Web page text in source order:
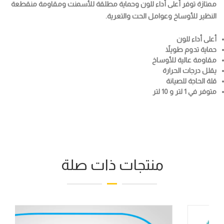
ممتازة توفر أعلى أداء للون وحماية مطلقة للأسمنت ومقاومة منقطعة
النظير للأوساخ وعوامل الحت والتعرية.
أعلى أداء للون
حماية تدوم طويلاً
مقاومة عالية للأوساخ
يقلل درجات الحرارة
قلة الحاجة للصيانة
متوفر في 1 لتر و 10 لتر
منتجات ذات صلة